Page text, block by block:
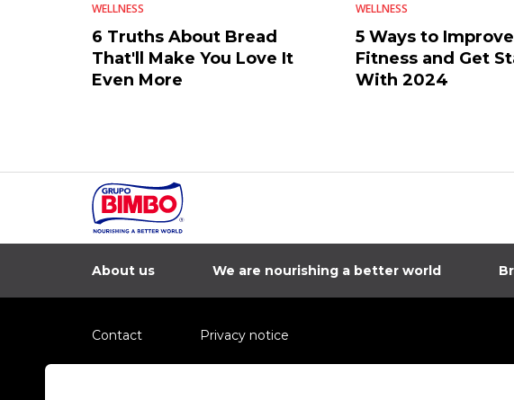
WELLNESS
6 Truths About Bread
That'll Make You Love It
Even More
WELLNESS
5 Ways to
Fitness and Get
With 2024
About us We are nourishing a better world
Contact Privacy notice